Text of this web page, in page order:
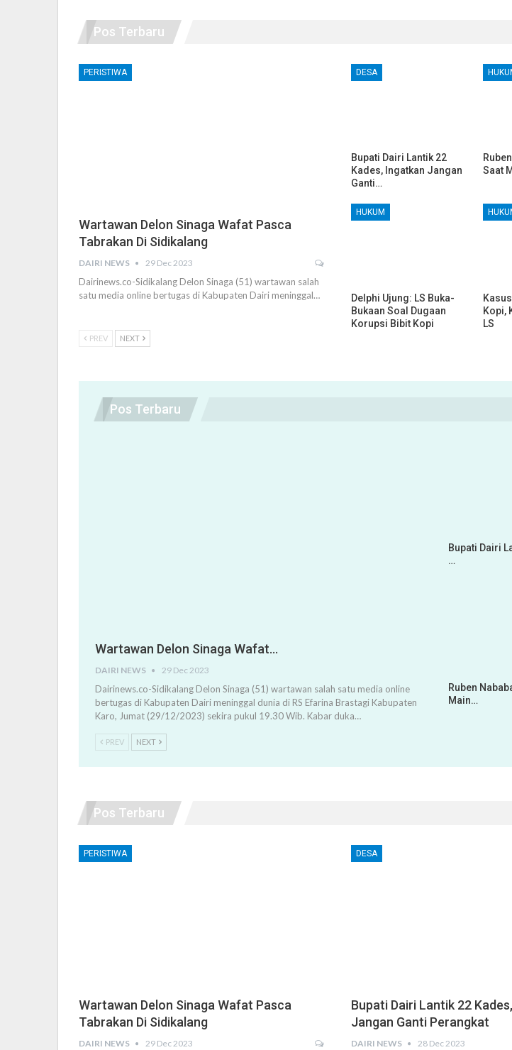
Pos Terbaru
PERISTIWA
Wartawan Delon Sinaga Wafat Pasca
Tabrakan Di Sidikalang
DAIRI NEWS 29 Dec 2023
Dairinews.co-Sidikalang Delon Sinaga (51) wartawan salah
satu media online bertugas di Kabupaten Dairi meninggal…
DESA
Bupati Dairi Lantik 22
Kades, Ingatkan Jangan
Ganti…
Saat
HUKUM
Delphi Ujung: LS Buka-
Bukaan Soal Dugaan
Korupsi Bibit Kopi
Kopi,
LS
PREV NEXT
Pos Terbaru
Wartawan Delon Sinaga Wafat…
DAIRI NEWS 29 Dec 2023
Dairinews.co-Sidikalang Delon Sinaga (51) wartawan salah satu media online
bertugas di Kabupaten Dairi meninggal dunia di RS Efarina Brastagi Kabupaten
Karo, Jumat (29/12/2023) sekira pukul 19.30 Wib. Kabar duka…
Bupati Dairi
…
Ruben
Main…
PREV NEXT
Pos Terbaru
PERISTIWA
Wartawan Delon Sinaga Wafat Pasca
Tabrakan Di Sidikalang
DAIRI NEWS 29 Dec 2023
DESA
Bupati Dairi Lantik 22
Jangan Ganti Perangkat
DAIRI NEWS 28 Dec 2023